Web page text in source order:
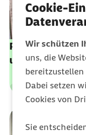
Cookie-
Wir schützen
uns, die
Dabei setzen
Cookies von
Sie
Pflegegeld:
unterstützen
Leistungen